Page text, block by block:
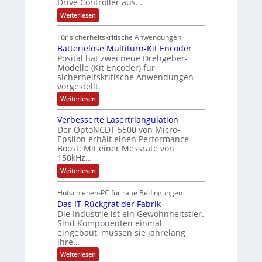
ä
f
t
u
t
o
a
t
i
o
n
g
e
w
ä
l
t
t
s
k
ä
f
t
e
i
e
t
A
z
t
e
l
e
r
h
ä
l
t
S
c
h
u
t
z
a
k
b
s
c
h
i
c
h
u
n
Drive Controller aus…
Weiterlesen:
S
n
s
o
r
l
o
s
F
a
n
g
s
c
h
a
l
t
n
g
Für sicherheitskritische Anwendungen
Batterielose Multiturn-Kit Encoder
Posital hat zwei neue Drehgeber-
Modelle (Kit Encoder) für
sicherheitskritische Anwendungen
vorgestellt.
Weiterlesen:
B
t
t
e
r
e
l
o
e
M
u
l
t
i
t
u
Verbesserte Lasertriangulation
Der OptoNCDT 5500 von Micro-
Epsilon erhält einen Performance-
Boost: Mit einer Messrate von
150kHz…
Weiterlesen:
V
r
b
e
s
s
e
e
Hutschienen-PC für raue Bedingungen
Das IT-Rückgrat der Fabrik
Die Industrie ist ein Gewohnheitstier.
Sind Komponenten einmal
eingebaut, müssen sie jahrelang
ihre…
Weiterlesen: